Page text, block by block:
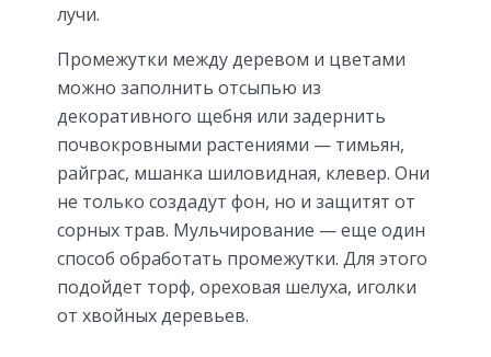
лучи.
Промежутки между деревом и цветами
можно заполнить отсыпью из
декоративного щебня или задернить
почвокровными растениями — тимьян,
райграс, мшанка шиловидная, клевер. Они
не только создадут фон, но и защитят от
сорных трав. Мульчирование — еще один
способ обработать промежутки. Для этого
подойдет торф, ореховая шелуха, иголки
от хвойных деревьев.